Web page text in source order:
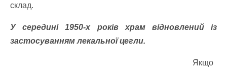
склад.
У середині 1950-х років храм відновлений із
застосуванням лекальної цегли.
Якщо